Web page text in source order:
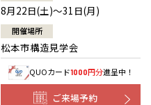
8月22日(土)～31日(月)
開催場所
松本市構造見学会
QUOカード1000円分進呈中！
ご来場予約